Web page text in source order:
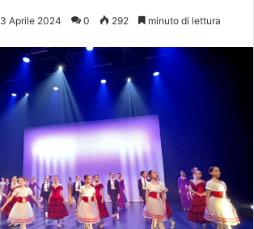
3 Aprile 2024 0 292 minuto di lettura